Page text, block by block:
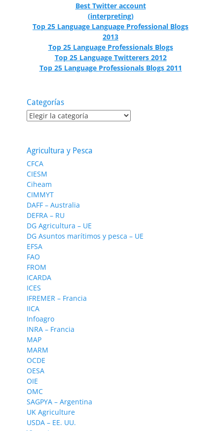
Best Twitter account
(interpreting)
Top 25 Language Language Professional Blogs
2013
Top 25 Language Professionals Blogs
Top 25 Language Twitterers 2012
Top 25 Language Professionals Blogs 2011
Categorías
Categorías
Agricultura y Pesca
CFCA
CIESM
Ciheam
CIMMYT
DAFF – Australia
DEFRA – RU
DG Agricultura – UE
DG Asuntos marítimos y pesca – UE
EFSA
FAO
FROM
ICARDA
ICES
IFREMER – Francia
IICA
Infoagro
INRA – Francia
MAP
MARM
OCDE
OESA
OIE
OMC
SAGPYA – Argentina
UK Agriculture
USDA – EE. UU.